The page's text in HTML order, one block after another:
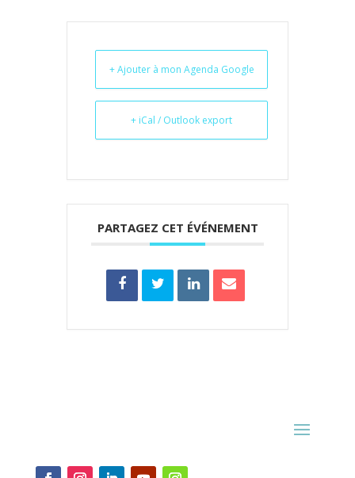
+ Ajouter à mon Agenda Google
+ iCal / Outlook export
PARTAGEZ CET ÉVÉNEMENT